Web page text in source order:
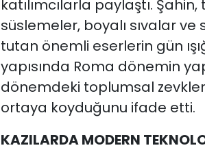
katılımcılarla paylaştı.
süslemeler, boyalı sıvalar ve
tutan önemli eserlerin gün
yapısında Roma dönemin
dönemdeki toplumsal
ortaya koyduğunu ifade etti.
KAZILARDA MODERN